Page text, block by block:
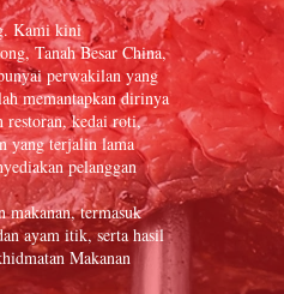
Kami kini
Tanah Besar China,
perwakilan yang
memantapkan dirinya
restoran, kedai roti,
yang terjalin lama
pelanggan
makanan, termasuk
ayam itik, serta hasil
Makanan